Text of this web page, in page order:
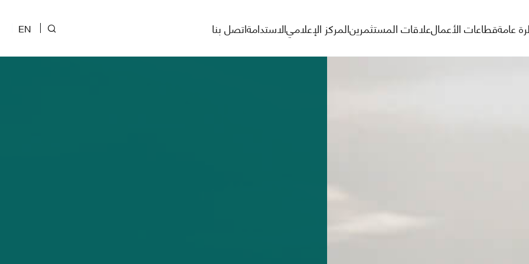
عامةقطاعات الأعمالعلاقات المستثمرينالمركز الإعلاميالاستدامةاتصل بنا EN